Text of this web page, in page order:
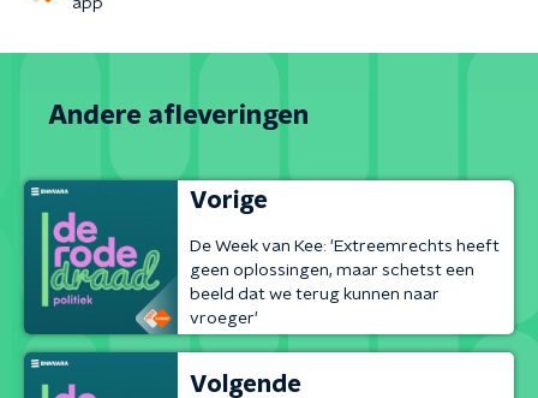
app
Andere afleveringen
Vorige
De Week van Kee: 'Extreemrechts heeft
geen oplossingen, maar schetst een
beeld dat we terug kunnen naar
vroeger'
Volgende